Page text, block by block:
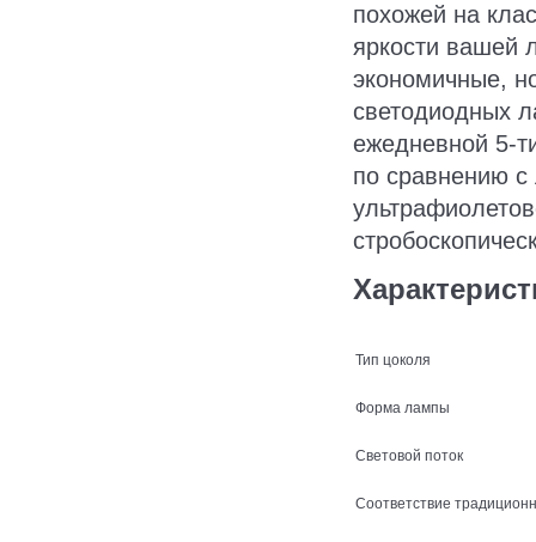
похожей на
яркости вашей
экономичные,
светодиодных
ежедневной 5-
по сравнению с
Тип цоколя
Форма лампы
Световой поток
Соответствие